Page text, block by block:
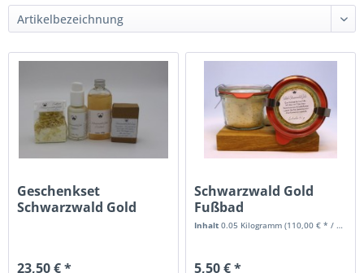
Geschenkset
Schwarzwald Gold
23,50 € *
Schwarzwald Gold
Fußbad
Inhalt0.05 Kilogramm(110,00 € * / 1 Kilogramm)
5,50 € *